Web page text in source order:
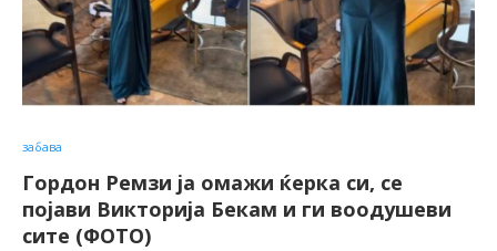
забава
Гордон Ремзи ја омажи ќерка си, се
појави Викторија Бекам и ги воодушеви
сите (ФОТО)